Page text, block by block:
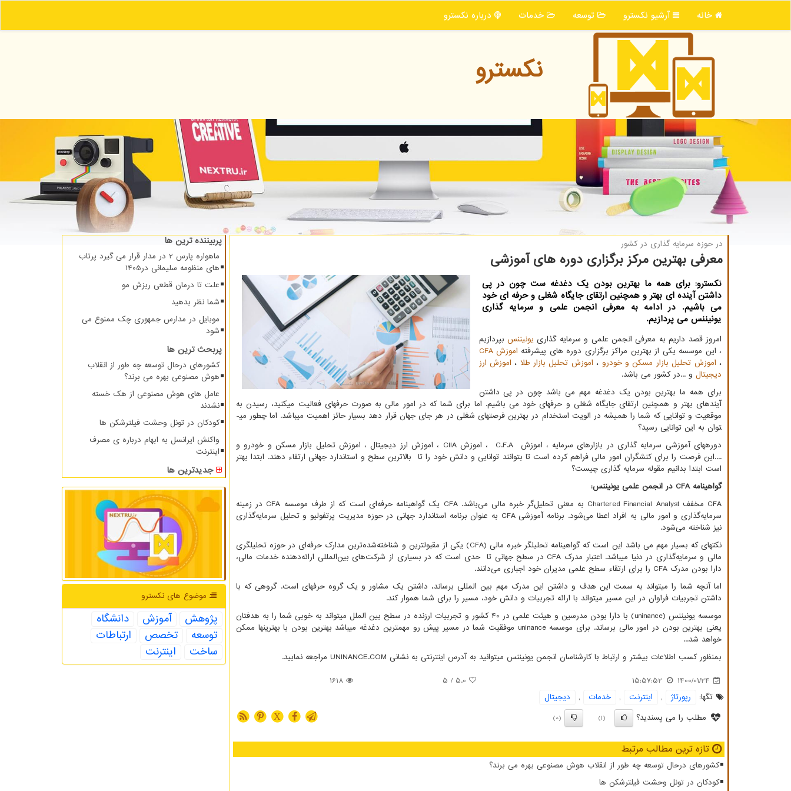
خانه آرشیو نكسترو توسعه خدمات درباره نكسترو
نكسترو
در حوزه سرمایه گذاری در كشور
معرفی بهترین مركز برگزاری دوره های آموزشی
نكسترو: برای همه ما بهترین بودن یك دغدغه ست چون در پی
داشتن آینده ای بهتر و همچنین ارتقای جایگاه شغلی و حرفه ای خود
می باشیم. در ادامه به معرفی انجمن علمی و سرمایه گذاری
یونیننس می پردازیم.
امروز قصد داریم به معرفی انجمن علمی و سرمایه گذاری یونیننس بپردازیم
، این موسسه یکی از بهترین مراکز برگزاری دوره های پیشرفته اموزشCFA
، اموزش تحلیل بازار مسکن و خودرو ، اموزش تحلیل بازار طلا ، اموزش ارز
دیجیتال و ...در کشور می باشد.
برای همه ما بهترین بودن یک دغدغه مهم می باشد چون در پی داشتن
آینده­ای بهتر و همچنین ارتقای جایگاه شغلی و حرفه­ای خود می باشیم. اما برای شما که در امور مالی به صورت حرفه­ای فعالیت می­کنید، رسیدن به
موقعیت و توانایی که شما را همیشه در الویت استخدام در بهترین فرصت­های شغلی در هر جای جهان قرار دهد بسیار حائز اهمیت می­باشد. اما چطور می­
توان به این توانایی رسید؟
دوره­های آموزشی سرمایه گذاری در بازارهای سرمایه ، اموزشC.F.A ، اموزشCIIA ، اموزش ارز دیجیتال ، اموزش تحلیل بازار مسکن و خودرو و
....این فرصت را برای کنشگران امور مالی فراهم کرده است تا بتوانند توانایی و دانش خود را تا بالاترین سطح و استاندارد جهانی ارتقاء دهند. ابتدا بهتر
است ابتدا بدانیم مقوله سرمایه گذاری چیست؟
گواهینامهCFA در انجمن علمی یونیننس:
CFA مخففChartered Financial Analyst به معنی تحلیل‌گر خبره مالی می‌باشد.CFA یک گواهینامه حرفه‌ا‌‌ی است که از طرف موسسه CFA در زمینه
سرمایه‌گذاری و امور مالی به افراد اعطا می‌شود. برنامه آموزشیCFA به عنوان برنامه استاندارد جهانی در حوزه مدیریت پرتفولیو و تحلیل سرمایه‌گذاری
نیز شناخته می‌شود.
نکته­ای که بسیار مهم می باشد این است که گواهینامه تحلیلگر خبره مالی (CFA) یکی از مقبولترین و شناخته‌شده‌ترین مدارک حرفه‌ای در حوزه تحلیل­گری
مالی و سرمایه‌گذاری در دنیا می­باشد. اعتبار مدرک CFA در سطح جهانی تا حدی است که در بسیاری از شرکت‌های بین‌المللی ارائه‌دهنده خدمات مالی،
دارا بودن مدرک CFA را برای ارتقاء سطح علمی مدیران خود اجباری می‌دانند.
اما آنچه شما را می­تواند به سمت این هدف و داشتن این مدرک مهم بین المللی برساند، داشتن یک مشاور و یک گروه حرفه­ای است. گروهی که با
داشتن تجربیات فراوان در این مسیر می­تواند با ارائه تجربیات و دانش خود، مسیر را برای شما هموار کند.
موسسه یونیننس (uninance
) با دارا بودن مدرسین و هیئت علمی در 40 کشور و تجربیات ارزنده در سطح بین الملل می­تواند به خوبی شما را به هدفتان
یعنی بهترین بودن در امور مالی برساند. برای موسسهuninance موفقیت شما در مسیر پیش رو مهم­ترین دغدغه می­باشد بهترین بودن با بهترین­ها ممکن
خواهد شد...
بمنظور کسب اطلاعات بیشتر و ارتباط با کارشناسان انجمن یونیننس میتوانید به آدرس اینترنتی به نشانی UNINANCE.COM مراجعه نمایید.
1400/01/24
15:57:52
5.0
/ 5
1618
تگها:
رپورتاژ , اینترنت , خدمات ,
دیجیتال
مطلب را می پسندید؟
(1)
(0)
X
تازه ترین مطالب مرتبط
کشورهای درحال توسعه چه طور از انقلاب هوش مصنوعی بهره می برند؟
کودکان در تونل وحشت فیلترشکن ها
پربیننده ترین ها
ماهواره پارس 2 در مدار قرار می گیرد پرتاب
های منظومه سلیمانی در1405
علت تا درمان قطعی ریزش مو
شما نظر بدهید
موبایل در مدارس جمهوری چک ممنوع می
شود
پربحث ترین ها
کشورهای درحال توسعه چه طور از انقلاب
هوش مصنوعی بهره می برند؟
عامل های هوش مصنوعی از هک خسته
نشدند
کودکان در تونل وحشت فیلترشکن ها
واکنش ایرانسل به ابهام درباره ی مصرف
اینترنت
جدیدترین ها
موضوع های نكسترو
پژوهش آموزش
دانشگاه
توسعه
تخصص
ارتباطات
ساخت
اینترنت